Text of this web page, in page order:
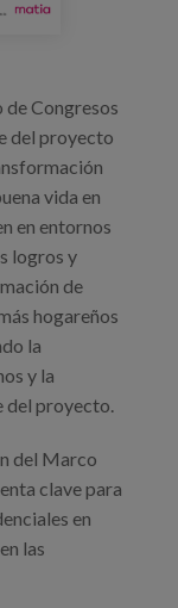
de Congresos
del proyecto
vida en
en entornos
logros y
de
hogareños
la
y la
del proyecto.
del Marco
clave para
en
las